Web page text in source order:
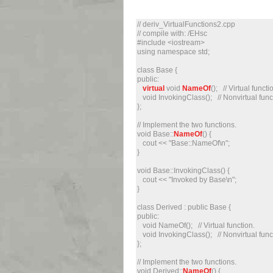
// deriv_VirtualFunctions2.cpp
// compile with: /EHsc
#include <iostream>
using namespace std;
class Base {
public:
virtual void NameOf(); // Virtual
void InvokingClass(); // Nonvirtual
};
// Implement the two functions.
void Base::NameOf() {
cout << "Base::NameOf\n";
}
void Base::InvokingClass() {
cout << "Invoked by Base\n";
}
class Derived : public Base {
public:
void NameOf(); // Virtual function.
void InvokingClass(); // Nonvirtual
};
// Implement the two functions.
void Derived::NameOf() {